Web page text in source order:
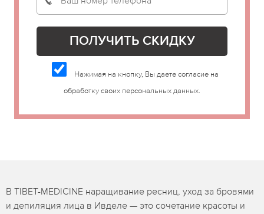
Нажимая на кнопку, Вы даете согласие на
обработку своих персональных данных.
В TIBET-MEDICINE наращивание ресниц, уход за бровями
и депиляция лица в Ивделе — это сочетание красоты и